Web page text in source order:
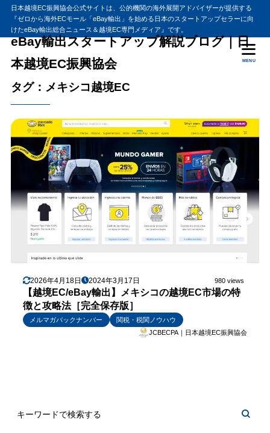
日本越境EC振興協会公式サイトは、公的機関の海外展開アドバイザーが提供する
『ゼロから海外ECモール「eBay輸出」を始める日本のスタートアップセラーに向
けたeBay輸出総合ニュース＆越境EC専門メディア』です。
eBay輸出スタートアップ解説ブログ｜日
本越境EC振興協会
MENU
タグ：メキシコ越境EC
2026年4月18日 2024年3月17日 980 views
【越境EC/eBay輸出】メキシコの越境EC市場の特
徴と攻略法［完全保存版］
メルマガバックナンバー
関税・税関ノウハウ
JCBECPA｜日本越境EC振興協会